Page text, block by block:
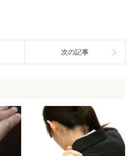
次の記事